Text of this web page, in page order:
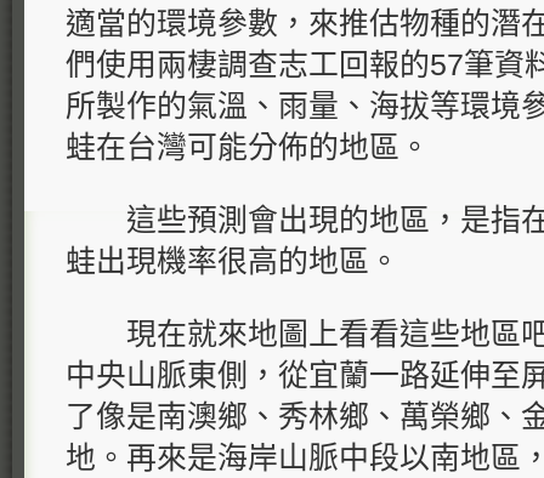
適當的環境參數，來推估物種的潛
們使用兩棲調查志工回報的57筆資
所製作的氣溫、雨量、海拔等環境
蛙在台灣可能分佈的地區。
這些預測會出現的地區，是指
蛙出現機率很高的地區。
現在就來地圖上看看這些地區
中央山脈東側，從宜蘭一路延伸至
了像是南澳鄉、秀林鄉、萬榮鄉、
地。再來是海岸山脈中段以南地區